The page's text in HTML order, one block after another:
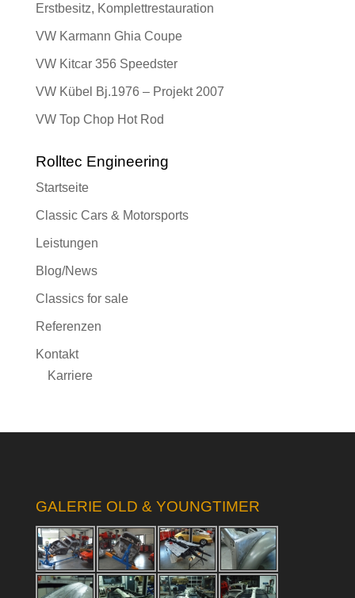
Erstbesitz, Komplettrestauration
VW Karmann Ghia Coupe
VW Kitcar 356 Speedster
VW Kübel Bj.1976 – Projekt 2007
VW Top Chop Hot Rod
Rolltec Engineering
Startseite
Classic Cars & Motorsports
Leistungen
Blog/News
Classics for sale
Referenzen
Kontakt
Karriere
GALERIE OLD & YOUNGTIMER